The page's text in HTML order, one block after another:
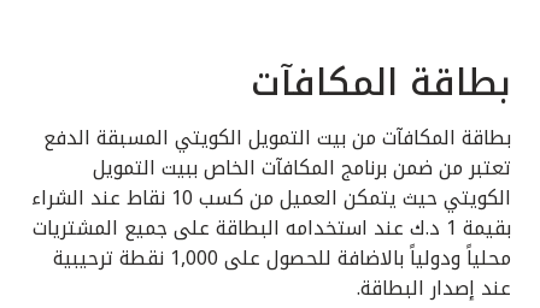
بطاقة المكافآت
بطاقة المكافآت من بيت التمويل الكويتي المسبقة الدفع
تعتبر من ضمن برنامج المكافآت الخاص ببيت التمويل
الكويتي حيث يتمكن العميل من كسب 10 نقاط عند الشراء
بقيمة 1 د.ك عند استخدامه البطاقة على جميع المشتريات
محلياً ودولياً بالاضافة للحصول على 1,000 نقطة ترحيبية
عند إصدار البطاقة.